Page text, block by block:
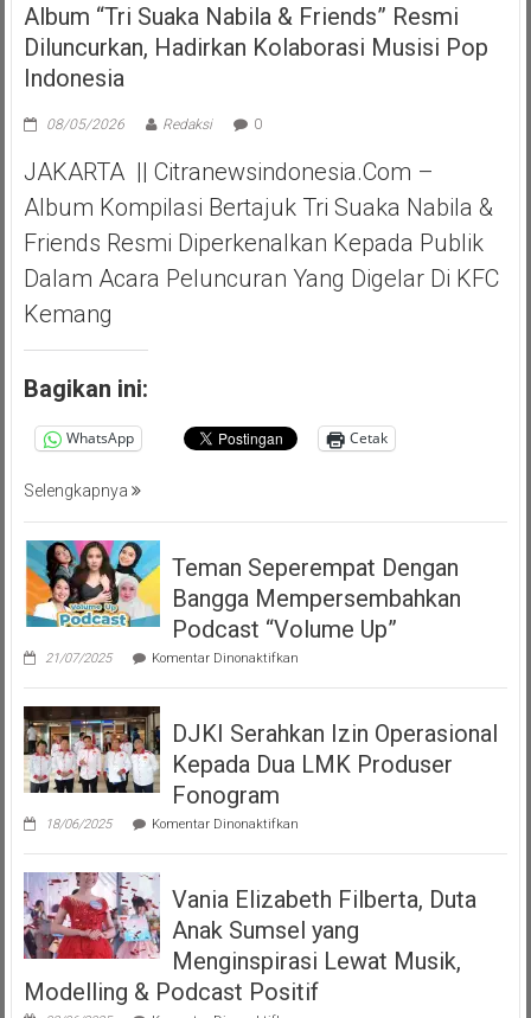
Album “Tri Suaka Nabila & Friends” Resmi
Diluncurkan, Hadirkan Kolaborasi Musisi Pop
Indonesia
08/05/2026 Redaksi 0
JAKARTA || Citranewsindonesia.com –
Album Kompilasi Bertajuk Tri Suaka Nabila &
Friends Resmi Diperkenalkan Kepada Publik
Dalam Acara Peluncuran Yang Digelar Di KFC
Kemang
Bagikan ini:
WhatsApp Cetak
Selengkapnya
Teman Seperempat Dengan
Bangga Mempersembahkan
Podcast “Volume Up”
21/07/2025 Komentar Dinonaktifkanpada
Seperempat
Bangga
Mempersembahkan
Podcast
DJKI Serahkan Izin Operasional
Kepada Dua LMK Produser
Fonogram
18/06/2025 Komentar Dinonaktifkanpada
Serahkan
Operasional
Kepada
Dua
LMK
Produser
Fonogram
Vania Elizabeth Filberta, Duta
Anak Sumsel yang
Menginspirasi Lewat Musik,
Modelling & Podcast Positif